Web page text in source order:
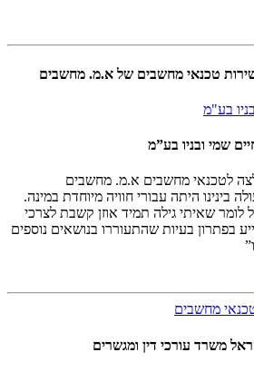
טכנאי מחשבים של א.מ. מחשבים
שמי ובניו בע”מ
לטכנאי מחשבים א.מ. מחשבים
בינינו היתה עבורי חוויה מיוחדת במינה.
לומר שאיתי גילה תמיד אוזן קשבת לצרכי
בפתרון בעיות שהתעוררו בנושאים נוספים
משרד עורכי דין ומגשרים